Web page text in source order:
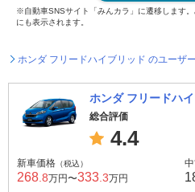
※自動車SNSサイト「みんカラ」に遷移します
にも表示されます。
ホンダ フリードハイブリッド のユーザ
ホンダ フリードハ
総合評価
4.4
新車価格 （税込）
268 .8万円〜333 .3万円